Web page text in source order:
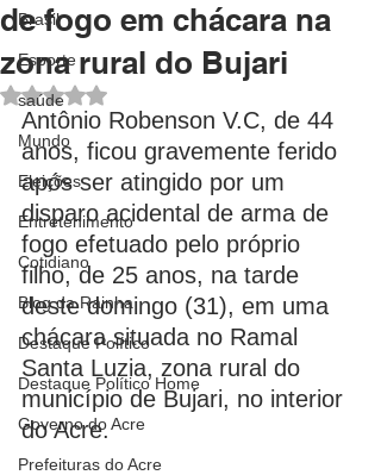
Brasil
Esporte
saúde
Mundo
Eleições
Entretenimento
Cotidiano
Blog da Rainha
Destaque Político
Destaque Político Home
Governo do Acre
Prefeituras do Acre
de fogo em chácara na
zona rural do Bujari
Avaliado com NaN de 5 estrelas.
Antônio Robenson V.C, de 44
anos, ficou gravemente ferido
após ser atingido por um
disparo acidental de arma de
fogo efetuado pelo próprio
filho, de 25 anos, na tarde
deste domingo (31), em uma
chácara situada no Ramal
Santa Luzia, zona rural do
município de Bujari, no interior
do Acre.